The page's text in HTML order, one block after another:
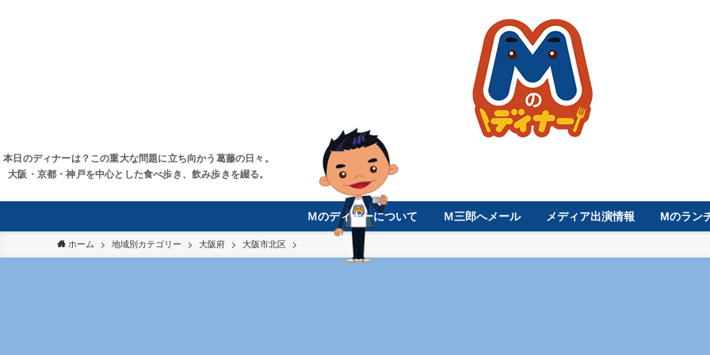
本日のディナーは？この重大な問題に立ち向かう葛藤の日々。
大阪・京都・神戸を中心とした食べ歩き、飲み歩きを綴る。
Ｍのディナーについて Ｍ三郎へメール メディア出演情報 Mのラン
ホーム 地域別カテゴリー 大阪府 大阪市北区